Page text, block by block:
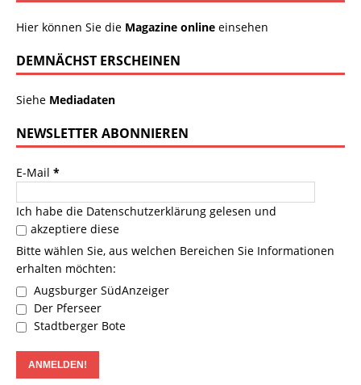
Hier können Sie die Magazine online einsehen
DEMNÄCHST ERSCHEINEN
Siehe Mediadaten
NEWSLETTER ABONNIEREN
E-Mail *
Ich habe die Datenschutzerklärung gelesen und
akzeptiere diese
Bitte wählen Sie, aus welchen Bereichen Sie Informationen
erhalten möchten:
Augsburger SüdAnzeiger
Der Pferseer
Stadtberger Bote